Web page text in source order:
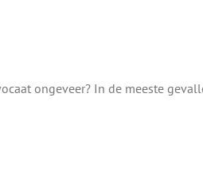
ongeveer? In de meeste